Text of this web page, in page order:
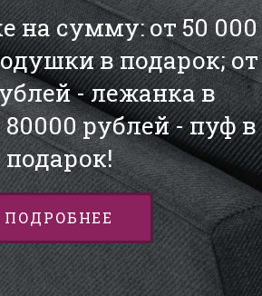
на сумму: от 50 000
в подарок; от
- лежанка в
80000 рублей - пуф в
подарок!
ПОДРОБНЕЕ